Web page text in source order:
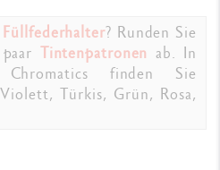
Füllfederhalter? Runden Sie
Tintenpatronen ab. In
finden Sie
Türkis, Grün, Rosa,